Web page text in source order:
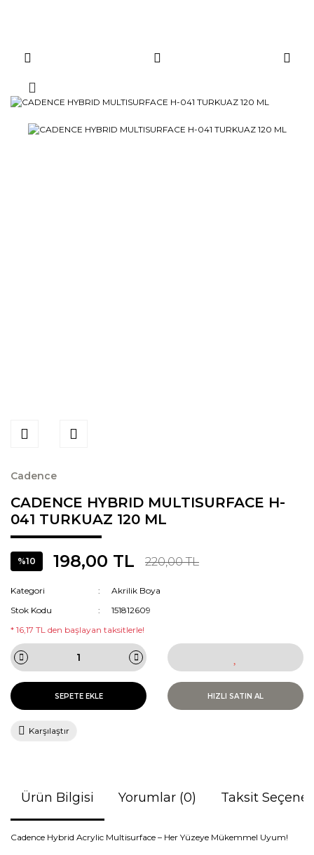
Cadence
CADENCE HYBRID MULTISURFACE H-
041 TURKUAZ 120 ML
%10 198,00 TL 220,00 TL
Kategori
Akrilik Boya
Stok Kodu
151812609
* 16,17 TL den başlayan taksitlerle!
SEPETE EKLE HIZLI SATIN AL
Karşılaştır
Ürün Bilgisi Yorumlar (0) Taksit
Cadence Hybrid Acrylic Multisurface – Her Yüzeye Mükemmel Uyum!